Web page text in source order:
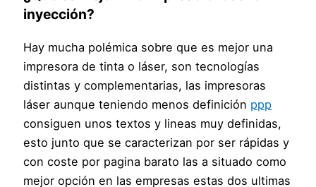
inyección?
Hay mucha polémica sobre que es mejor una
impresora de tinta o láser, son tecnologías
distintas y complementarias, las impresoras
láser aunque teniendo menos definición ppp
consiguen unos textos y lineas muy definidas,
esto junto que se caracterizan por ser rápidas y
con coste por pagina barato las a situado como
mejor opción en las empresas estas dos ultimas